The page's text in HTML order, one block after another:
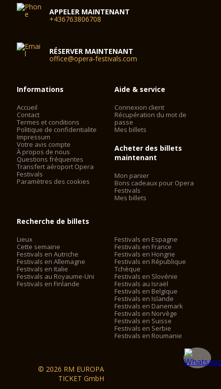
APPELER MAINTENANT
+436763806708
RÉSERVER MAINTENANT
office@opera-festivals.com
Informations
Accueil
Contact
Termes et conditions
Politique de confidentialite
Impressum
Votre avis compte
À propos de nous
Questions fréquentes
Transfert aéroport Opera
Festivals
Paramètres des cookies
Aide & service
Connexion client
Récupération du mot de
passe
Mes billets
Acheter des billets
maintenant
Mon panier
Bons cadeaux pour Opera
Festivals
Mes billets
Recherche de billets
Lieux
Cette semaine
Festivals en Autriche
Festivals en Allemagne
Festivals en Italie
Festivals au Royaume-Uni
Festivals en Finlande
Festivals en Espagne
Festivals en France
Festivals en Hongrie
Festivals en République
Tchèque
Festivals en Slovénie
Festivals au Israël
Festivals en Belgique
Festivals en Islande
Festivals en Danemark
Festivals en Norvège
Festivals en Suisse
Festivals en Serbie
Festivals en Roumanie
© 2026 RM EUROPA
TICKET GmbH